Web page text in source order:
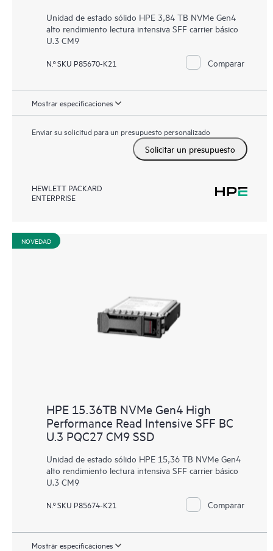
Unidad de estado sólido HPE 3,84 TB NVMe Gen4
alto rendimiento lectura intensiva SFF carrier básico
U.3 CM9
N.º SKU P85670-K21 Comparar
Mostrar especificaciones
Enviar su solicitud para un presupuesto personalizado
Solicitar un presupuesto
HEWLETT PACKARD
ENTERPRISE
NOVEDAD
HPE 15.36TB NVMe Gen4 High
Performance Read Intensive SFF BC
U.3 PQC27 CM9 SSD
Unidad de estado sólido HPE 15,36 TB NVMe Gen4
alto rendimiento lectura intensiva SFF carrier básico
U.3 CM9
N.º SKU P85674-K21 Comparar
Mostrar especificaciones